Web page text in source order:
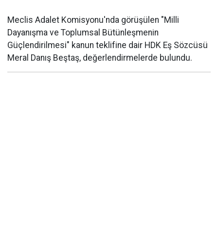
Meclis Adalet Komisyonu'nda görüşülen "Milli
Dayanışma ve Toplumsal Bütünleşmenin
Güçlendirilmesi" kanun teklifine dair HDK Eş Sözcüsü
Meral Danış Beştaş, değerlendirmelerde bulundu.